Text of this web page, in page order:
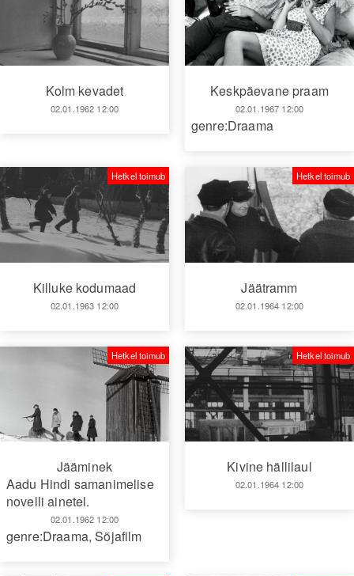
Kolm kevadet
02.01.1962 12:00
Keskpäevane praam
02.01.1967 12:00
genre:Draama
Killuke kodumaad
02.01.1963 12:00
Hetkel toimub
Jäätramm
02.01.1964 12:00
Hetkel toimub
Jääminek
Aadu Hindi samanimelise
novelli ainetel.
02.01.1962 12:00
Hetkel toimub
genre:Draama,Sõjafilm
Kivine hällilaul
02.01.1964 12:00
Hetkel toimub